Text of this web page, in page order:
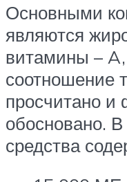
Основными
являются
витамины –
соотношение
просчитано и
обосновано.
средства